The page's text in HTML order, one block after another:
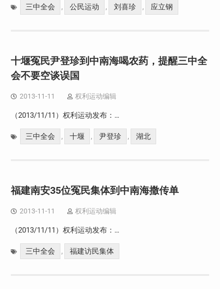
三中全会 , 公民运动 , 刘喜珍 , 应立钢
十堰冤民尹登珍到中南海喝农药，提醒三中全
会不要空谈误国
2013-11-11 权利运动编辑
（2013/11/11）权利运动发布：…
三中全会 , 十堰 , 尹登珍 , 湖北
福建南安35位冤民集体到中南海撒传单
2013-11-11 权利运动编辑
（2013/11/11）权利运动发布：…
三中全会 , 福建访民集体